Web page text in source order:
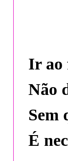
Ir ao
Não
Sem
É